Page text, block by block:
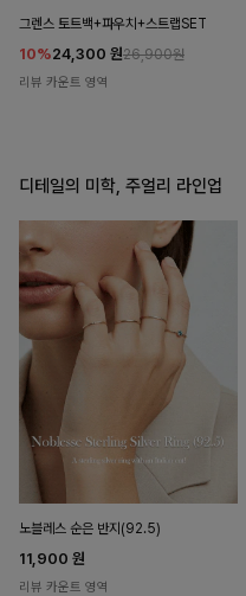
그렌스 토트백+파우치+스트랩SET
10%24,300 원26,900원
리뷰 카운트 영역
디테일의 미학, 주얼리 라인업
노블레스 순은 반지(92.5)
11,900 원
리뷰 카운트 영역